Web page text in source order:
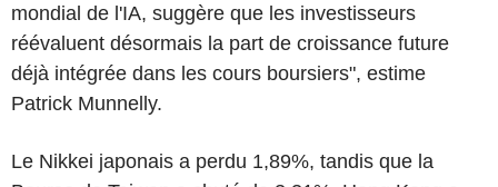
mondial de l'IA, suggère que les investisseurs
réévaluent désormais la part de croissance future
déjà intégrée dans les cours boursiers", estime
Patrick Munnelly.
Le Nikkei japonais a perdu 1,89%, tandis que la